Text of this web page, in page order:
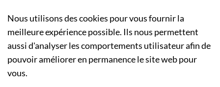
A PROPOS
Qui sommes-nous ?
Actualités
NOS RUBRIQUES
Nous utilisons des cookies pour vous fournir la
meilleure expérience possible. Ils nous permettent
aussi d'analyser les comportements utilisateur afin de
pouvoir améliorer en permanence le site web pour
vous.